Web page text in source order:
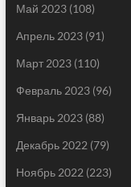
Май 2023(108)
Апрель 2023(91)
Март 2023(110)
Февраль 2023(96)
Январь 2023(88)
Декабрь 2022 (79)
Ноябрь 2022 (223)